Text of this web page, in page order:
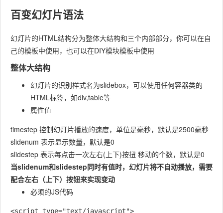
百变幻灯片语法
幻灯片的HTML结构分为整体大结构和三个内部部分，你可以在自
己的模板中使用，也可以在DIY模块模板中使用
整体大结构
幻灯片的识别样式名为slidebox，可以使用任何容器类的
HTML标签，如div,table等
属性值
timestep 控制幻灯片播放的速度，单位是毫秒，默认是2500毫秒
slidenum 表示显示数量，默认是0
slidestep 表示每点击一次左右(上下)按扭 移动的个数，默认是0
当slidenum和slidestep同时有值时，幻灯片将不自动播放，需要
配合左右（上下）按钮来实现变动
必须的JS代码
<script type="text/javascript">